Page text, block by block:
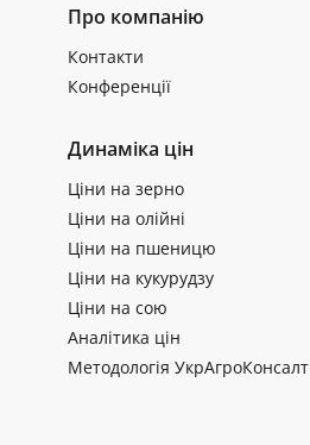
Про компанію
Контакти
Конференції
Динаміка цін
Ціни на зерно
Ціни на олійні
Ціни на пшеницю
Ціни на кукурудзу
Ціни на сою
Аналітика цін
Методологія УкрАгроКонсалт